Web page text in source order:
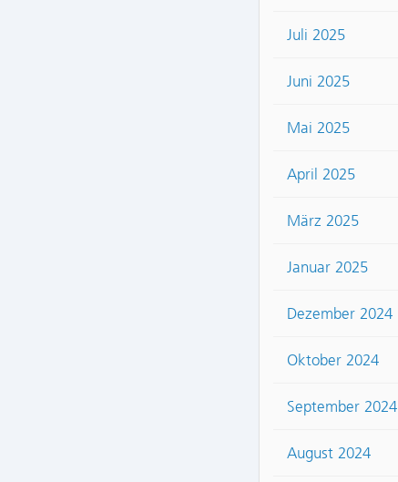
Juli 2025
Juni 2025
Mai 2025
April 2025
März 2025
Januar 2025
Dezember 2024
Oktober 2024
September 2024
August 2024